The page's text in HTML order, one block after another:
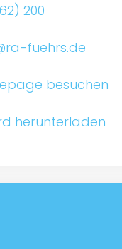
200
fuehrs.de
besuchen
herunterladen